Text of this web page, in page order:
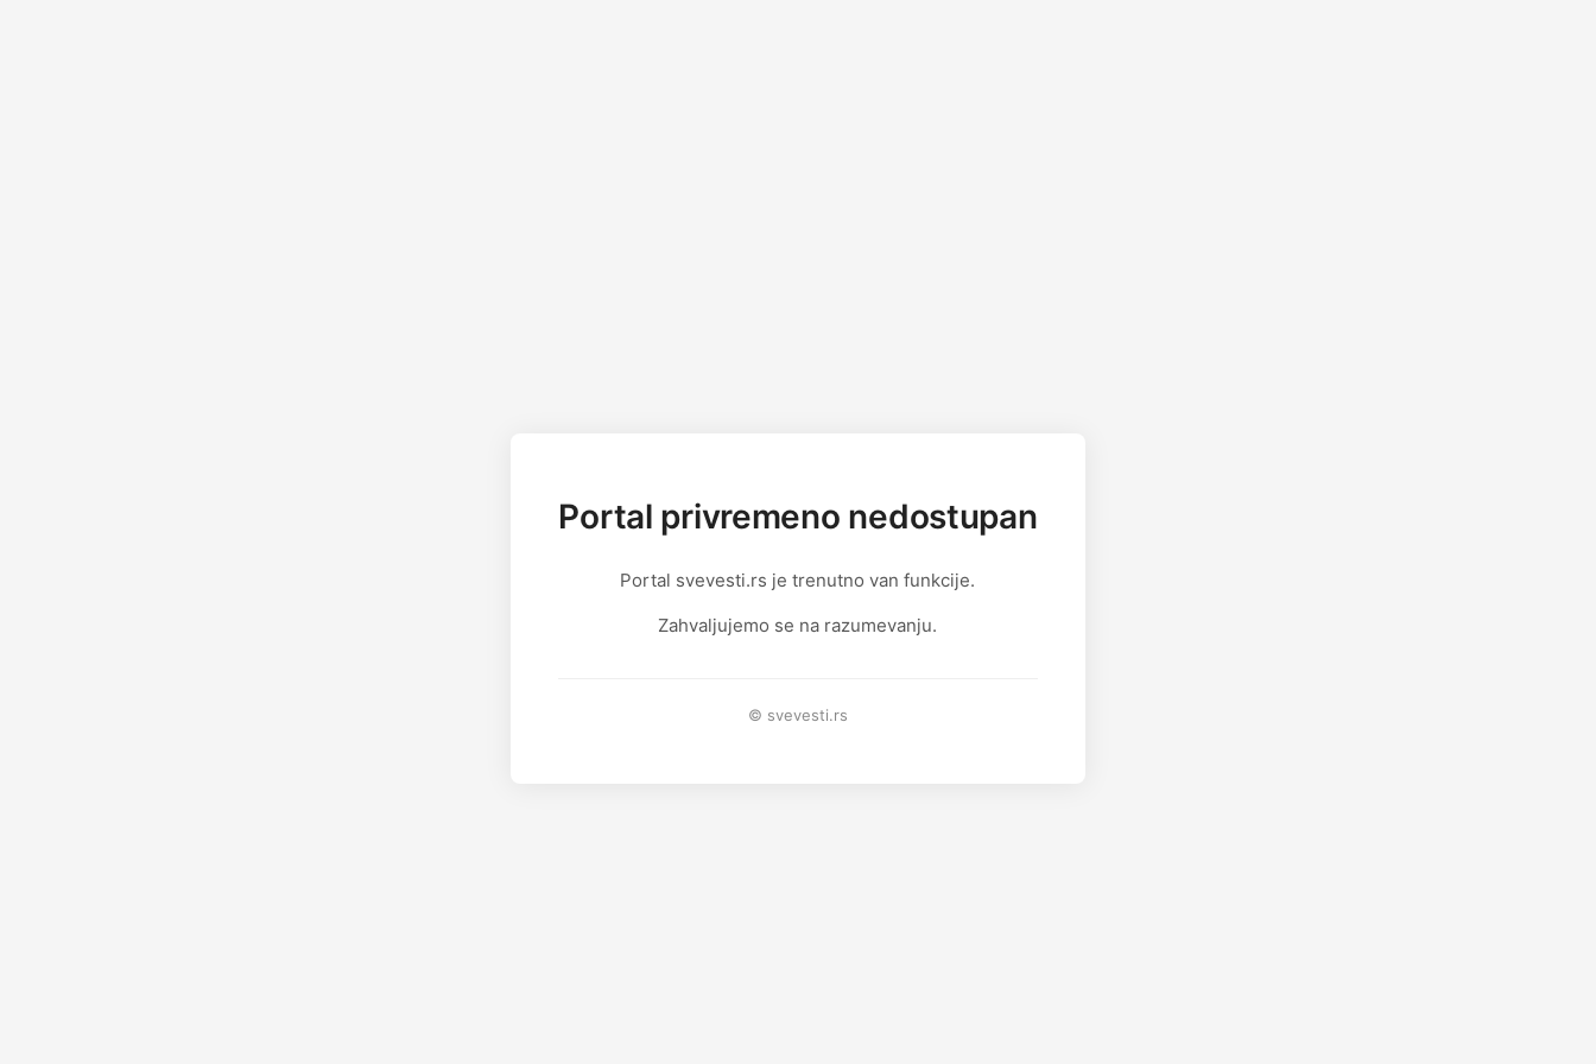
Portal privremeno nedostupan
Portal svevesti.rs je trenutno van funkcije.
Zahvaljujemo se na razumevanju.
© svevesti.rs